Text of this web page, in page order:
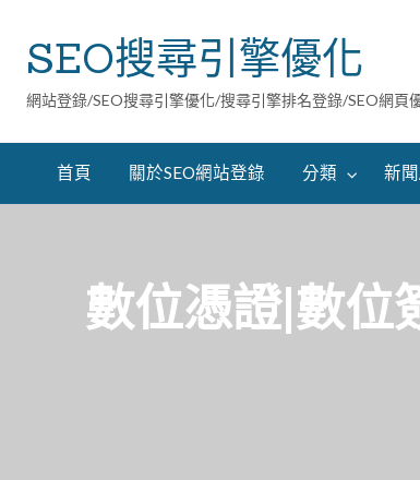
SEO搜尋引擎優化
網站登錄/SEO搜尋引擎優化/搜尋引擎排名登錄/SEO網頁
首頁 關於SEO網站登錄 分類 新
數位憑證|數位